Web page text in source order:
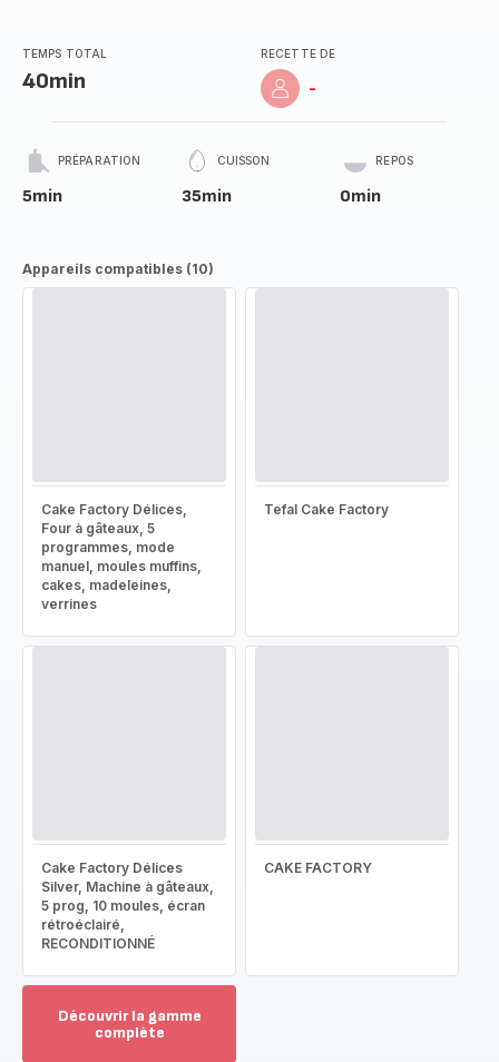
TEMPS TOTAL
40min
RECETTE DE
-
PRÉPARATION
5min
CUISSON
35min
REPOS
0min
Appareils compatibles (10)
Cake Factory Délices,
Four à gâteaux, 5
programmes, mode
manuel, moules muffins,
cakes, madeleines,
verrines
Tefal Cake Factory
Cake Factory Délices
Silver, Machine à gâteaux,
5 prog, 10 moules, écran
rétroéclairé,
RECONDITIONNÉ
CAKE FACTORY
Découvrir la gamme
complète